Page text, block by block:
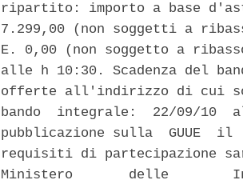
ripartito: importo a base
7.299,00 (non soggetti a
E. 0,00 (non soggetto a
alle h 10:30. Scadenza del
offerte all'indirizzo di cui
bando  integrale:  22/09/
pubblicazione sulla  GUUE
requisiti di partecipazione
Ministero       delle